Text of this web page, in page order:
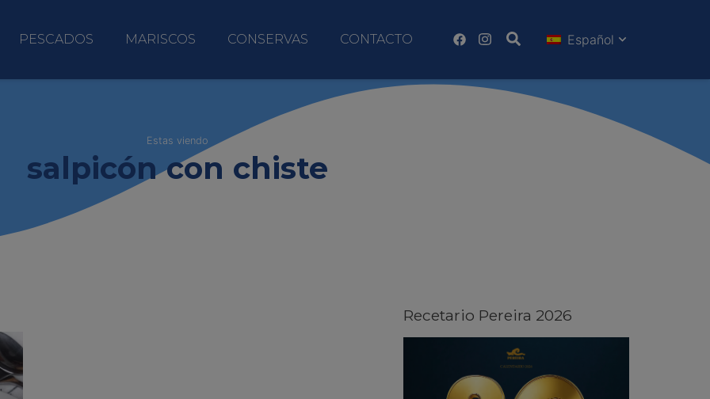
PESCADOS MARISCOS CONSERVAS CONTACTO Español
Estas viendo
salpicón con chiste
Recetario Pereira 2026